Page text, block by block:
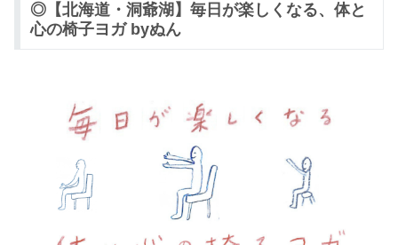
◎【北海道・洞爺湖】毎日が楽しくなる、体と
心の椅子ヨガ byぬん